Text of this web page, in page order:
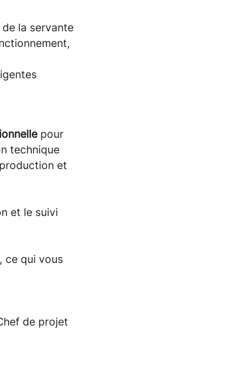
la servante
pour
technique
et
et le suivi
ce qui vous
de projet